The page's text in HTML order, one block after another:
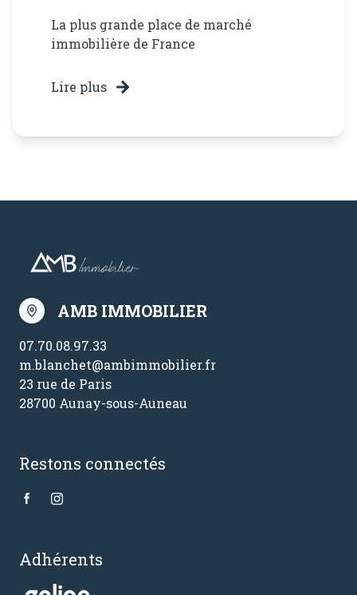
La plus grande place de marché
immobilière de France
Lire plus
AMB IMMOBILIER
07.70.08.97.33
m.blanchet@ambimmobilier.fr
23 rue de Paris
28700 Aunay-sous-Auneau
Restons connectés
Adhérents